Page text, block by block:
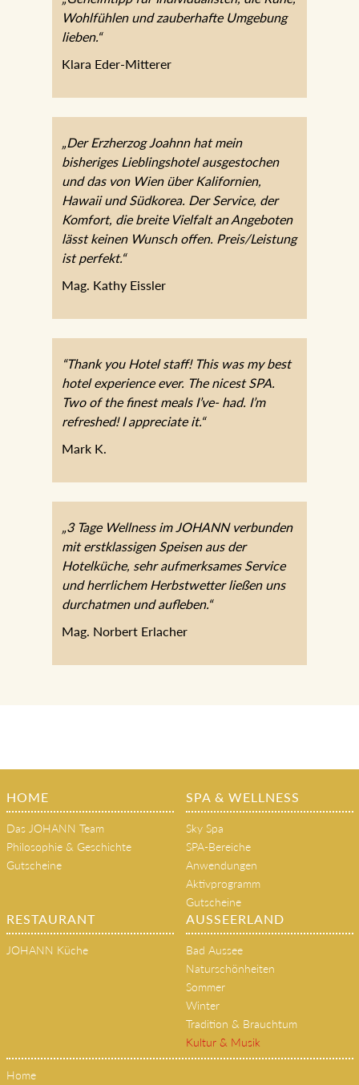
Wohlfühlen und zauberhafte Umgebung
lieben.“
Klara Eder-Mitterer
„Der Erzherzog Joahnn hat mein
bisheriges Lieblingshotel ausgestochen
und das von Wien über Kalifornien,
Hawaii und Südkorea. Der Service, der
Komfort, die breite Vielfalt an Angeboten
lässt keinen Wunsch offen. Preis/Leistung
ist perfekt.“
Mag. Kathy Eissler
“Thank you Hotel staff! This was my best
hotel experience ever. The nicest SPA.
Two of the finest meals I’ve- had. I’m
refreshed! I appreciate it.“
Mark K.
„3 Tage Wellness im JOHANN verbunden
mit erstklassigen Speisen aus der
Hotelküche, sehr aufmerksames Service
und herrlichem Herbstwetter ließen uns
durchatmen und aufleben.“
Mag. Norbert Erlacher
HOME
Das JOHANN Team
Philosophie & Geschichte
Gutscheine
SPA & WELLNESS
Sky Spa
SPA-Bereiche
Anwendungen
Aktivprogramm
Gutscheine
RESTAURANT
JOHANN Küche
AUSSEERLAND
Bad Aussee
Naturschönheiten
Sommer
Winter
Tradition & Brauchtum
Kultur & Musik
Home